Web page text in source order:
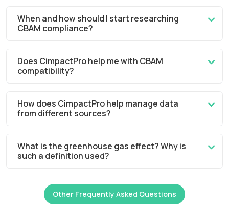
When and how should I start researching
CBAM compliance?
Does CimpactPro help me with CBAM
compatibility?
How does CimpactPro help manage data
from different sources?
What is the greenhouse gas effect? Why is
such a definition used?
Other Frequently Asked Questions